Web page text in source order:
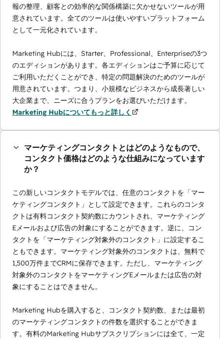
報の整理、顧客との効率的な関係構築に欠かせないツールが用
意されています。全てのツールは使いやすいプラットフォーム
として一元化されています。
Marketing Hubには、Starter、Professional、Enterpriseの3つ
のエディションがあります。各エディションはご予算に応じて
ご利用いただくことができ、特定の問題解決のためのツールが
用意されています。つまり、小規模なビジネスから成長著しい
大企業まで、ニーズに合うプランをお選びいただけます。
Marketing Hubについてもっと詳しく
マーケティングコンタクトとはどのようなもので、
コンタクト価格はどのような仕組みになっています
か？
この新しいコンタクトモデルでは、任意のコンタクトを「マー
ケティングコンタクト」として設定できます。これらのコンタ
クトは有料コンタクト契約数にカウントされ、マーケティング
Eメールおよび広告の対象にすることができます。逆に、コン
タクトを「マーケティング対象外のコンタクト」に設定するこ
ともできます。マーケティング対象外のコンタクトは、無料で
1,500万件までCRMに保存できます。ただし、マーケティング
対象外のコンタクトをマーケティングEメールまたは広告の対
象にすることはできません。
Marketing Hubを購入すると、コンタクト契約数、または最初
のマーケティングコンタクトの件数を選択することができま
す。有料のMarketing Hubサブスクリプションには全て、一定